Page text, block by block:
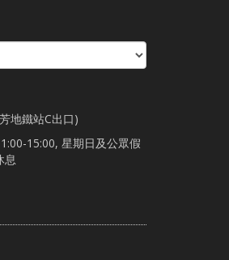
地鐵站C出口)
15:00, 星期日及公眾假
息